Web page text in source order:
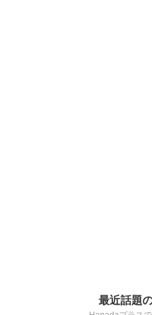
最近話題